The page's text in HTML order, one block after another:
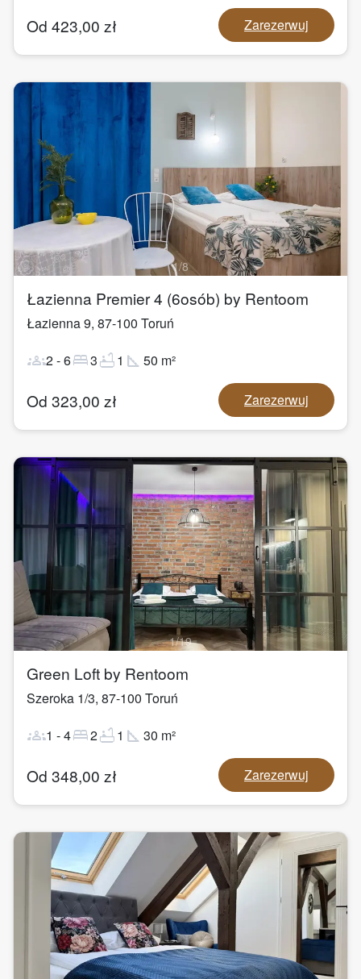
Od 423,00 zł Zarezerwuj
1/8
Łazienna Premier 4 (6osób) by Rentoom
Łazienna 9, 87-100 Toruń
groups2-6bed3bathtub1 square_foot 50 m²
Od 323,00 zł Zarezerwuj
1/19
Green Loft by Rentoom
Szeroka 1/3, 87-100 Toruń
groups1 -4bed2bathtub1 square_foot 30 m²
Od 348,00 zł Zarezerwuj